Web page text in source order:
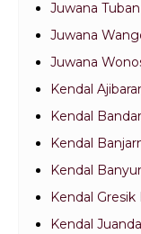
Juwana
Juwana
Juwana
Kendal
Kendal
Kendal
Kendal
Kendal Gresik
Kendal